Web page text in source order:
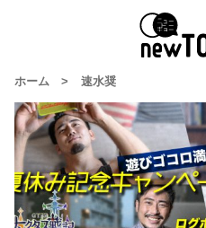
ホーム > 速水奨